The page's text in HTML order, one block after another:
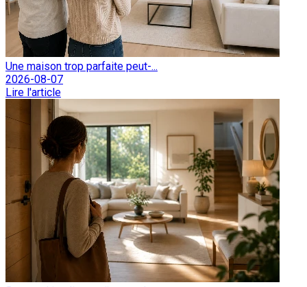
Une maison trop parfaite peut-...
2026-08-07
Lire l'article